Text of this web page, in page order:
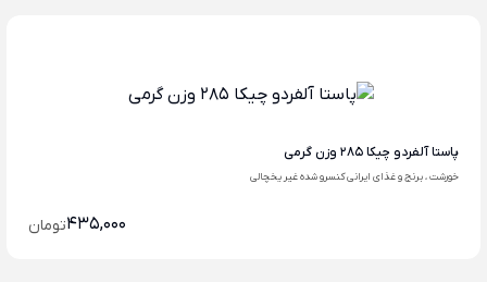
پاستا آلفردو چیکا 285 وزن گرمی
خورشت ، برنج و غذای ایرانی کنسرو شده غیر یخچالی
435,000تومان